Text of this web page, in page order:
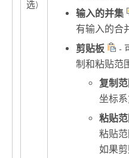
选)
输入的并集
有输入的合
剪贴板
-
制和粘贴范
复制范
坐标系
粘贴范
粘贴范
如果